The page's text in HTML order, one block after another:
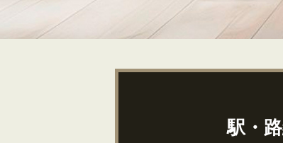
駅・